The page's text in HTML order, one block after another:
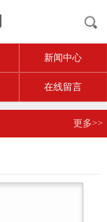
新闻中心
在线留言
更多>>